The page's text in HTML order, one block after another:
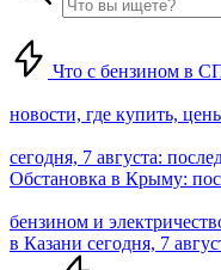
Что с бензином в
новости, где купить,
сегодня, 7 августа:
Обстановка в Крыму:
бензином и
в Казани сегодня, 7